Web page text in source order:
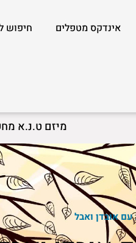
אינדקס מטפלים חיפוש
מיזם ט.נ.א
אובדן ואבל